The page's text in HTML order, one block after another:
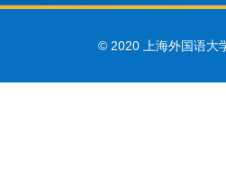
© 2020 上海外国语大